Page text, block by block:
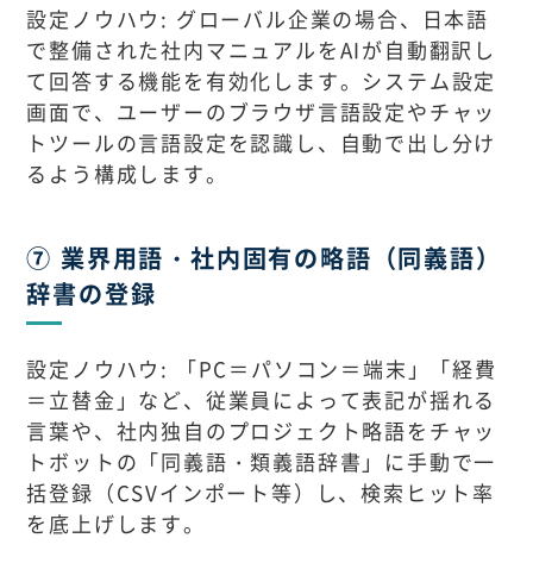
設定ノウハウ: グローバル企業の場合、日本語
で整備された社内マニュアルをAIが自動翻訳し
て回答する機能を有効化します。システム設定
画面で、ユーザーのブラウザ言語設定やチャッ
トツールの言語設定を認識し、自動で出し分け
るよう構成します。
⑦ 業界用語・社内固有の略語（同義語）
辞書の登録
設定ノウハウ: 「PC＝パソコン＝端末」「経費
＝立替金」など、従業員によって表記が揺れる
言葉や、社内独自のプロジェクト略語をチャッ
トボットの「同義語・類義語辞書」に手動で一
括登録（CSVインポート等）し、検索ヒット率
を底上げします。